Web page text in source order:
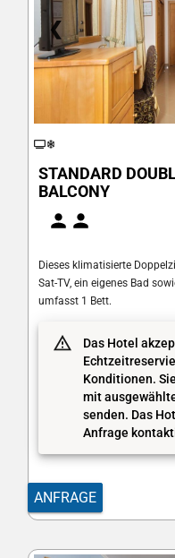
❮
STANDARD
BALCONY
Dieses klimatisierte
Sat-TV, ein eigenes Bad
umfasst 1 Bett.
Das Hotel
Konditionen.
mit
senden. Das
Anfrage
ANFRAGE